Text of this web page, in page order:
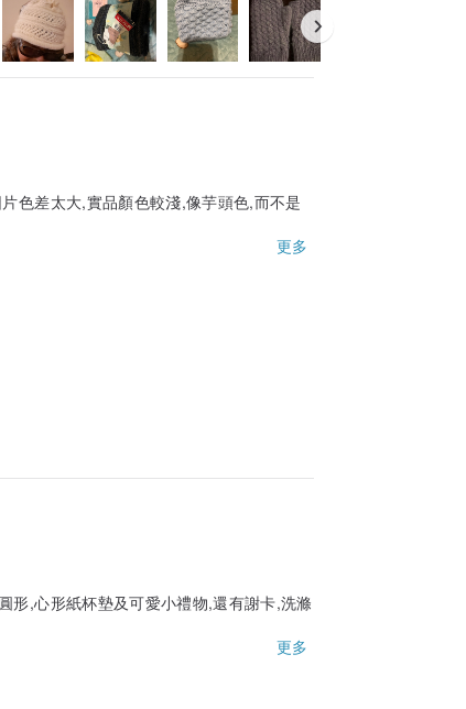
色差太大,實品顏色較淺,像芋頭色,而不是
更多
形,心形紙杯墊及可愛小禮物,還有謝卡,洗滌
更多